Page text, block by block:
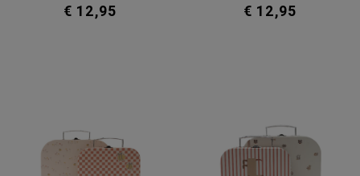
€ 12,95 € 12,95